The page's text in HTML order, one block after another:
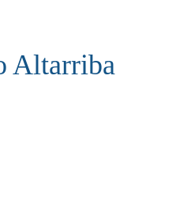
Altarriba